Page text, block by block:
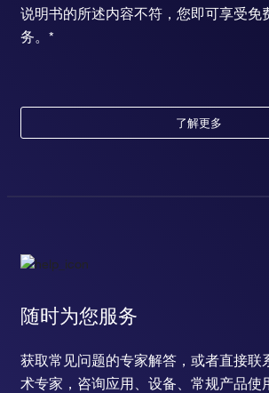
说明书的所述内容不符，您即可享受免
务。*
了解更多
随时为您服务
获取常见问题的专家解答，或者直接联
术专家，咨询应用、设备、常规产品使